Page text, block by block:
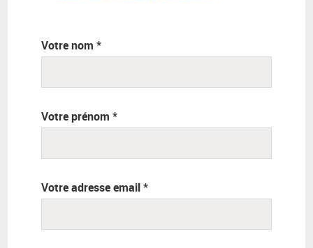
Votre nom *
Votre prénom *
Votre adresse email *